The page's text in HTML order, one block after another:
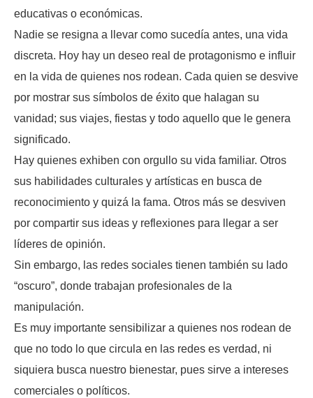
educativas o económicas.
Nadie se resigna a llevar como sucedía antes, una vida
discreta. Hoy hay un deseo real de protagonismo e influir
en la vida de quienes nos rodean. Cada quien se desvive
por mostrar sus símbolos de éxito que halagan su
vanidad; sus viajes, fiestas y todo aquello que le genera
significado.
Hay quienes exhiben con orgullo su vida familiar. Otros
sus habilidades culturales y artísticas en busca de
reconocimiento y quizá la fama. Otros más se desviven
por compartir sus ideas y reflexiones para llegar a ser
líderes de opinión.
Sin embargo, las redes sociales tienen también su lado
“oscuro”, donde trabajan profesionales de la
manipulación.
Es muy importante sensibilizar a quienes nos rodean de
que no todo lo que circula en las redes es verdad, ni
siquiera busca nuestro bienestar, pues sirve a intereses
comerciales o políticos.